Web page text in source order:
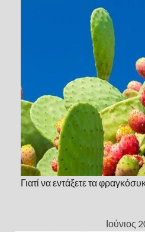
Γιατί να εντάξετε τα
Ιούνιος